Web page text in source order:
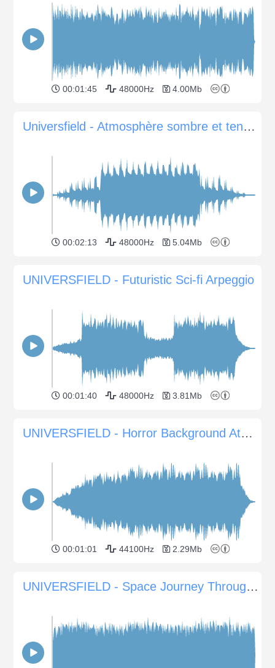
00:01:45 48000Hz 4.00Mb
Universfield - Atmosphère sombre et tendue
00:02:13 48000Hz 5.04Mb
UNIVERSFIELD - Futuristic Sci-fi Arpeggio
00:01:40 48000Hz 3.81Mb
UNIVERSFIELD - Horror Background Atmosphere 6
00:01:01 44100Hz 2.29Mb
UNIVERSFIELD - Space Journey Through Nebulae and Galaxy